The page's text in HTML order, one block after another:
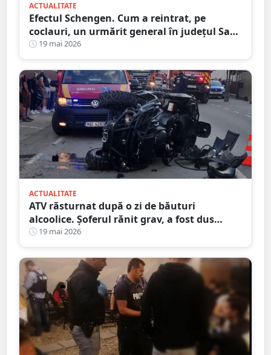
ACTUALITATE
Efectul Schengen. Cum a reintrat, pe
coclauri, un urmărit general în județul Satu
Mare
19 mai 2026
ACTUALITATE
ATV răsturnat după o zi de băuturi
alcoolice. Șoferul rănit grav, a fost dus
inconștient la spital
19 mai 2026